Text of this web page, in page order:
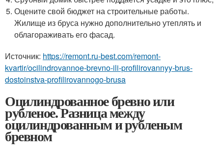
Оцените свой бюджет на строительные работы.
Жилище из бруса нужно дополнительно утеплять и
облагораживать его фасад.
Источник: https://remont.ru-best.com/remont-
kvartir/ocilindrovannoe-brevno-ili-profilirovannyy-brus-
dostoinstva-profilirovannogo-brusa
Оцилиндрованное бревно или
рубленое. Разница между
оцилиндрованным и рубленым
бревном